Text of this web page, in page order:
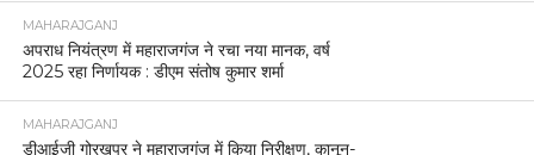
MAHARAJGANJ
अपराध नियंत्रण में महाराजगंज ने रचा नया मानक, वर्ष
2025 रहा निर्णायक : डीएम संतोष कुमार शर्मा
MAHARAJGANJ
डीआईजी गोरखपुर ने महाराजगंज में किया निरीक्षण, कानून-